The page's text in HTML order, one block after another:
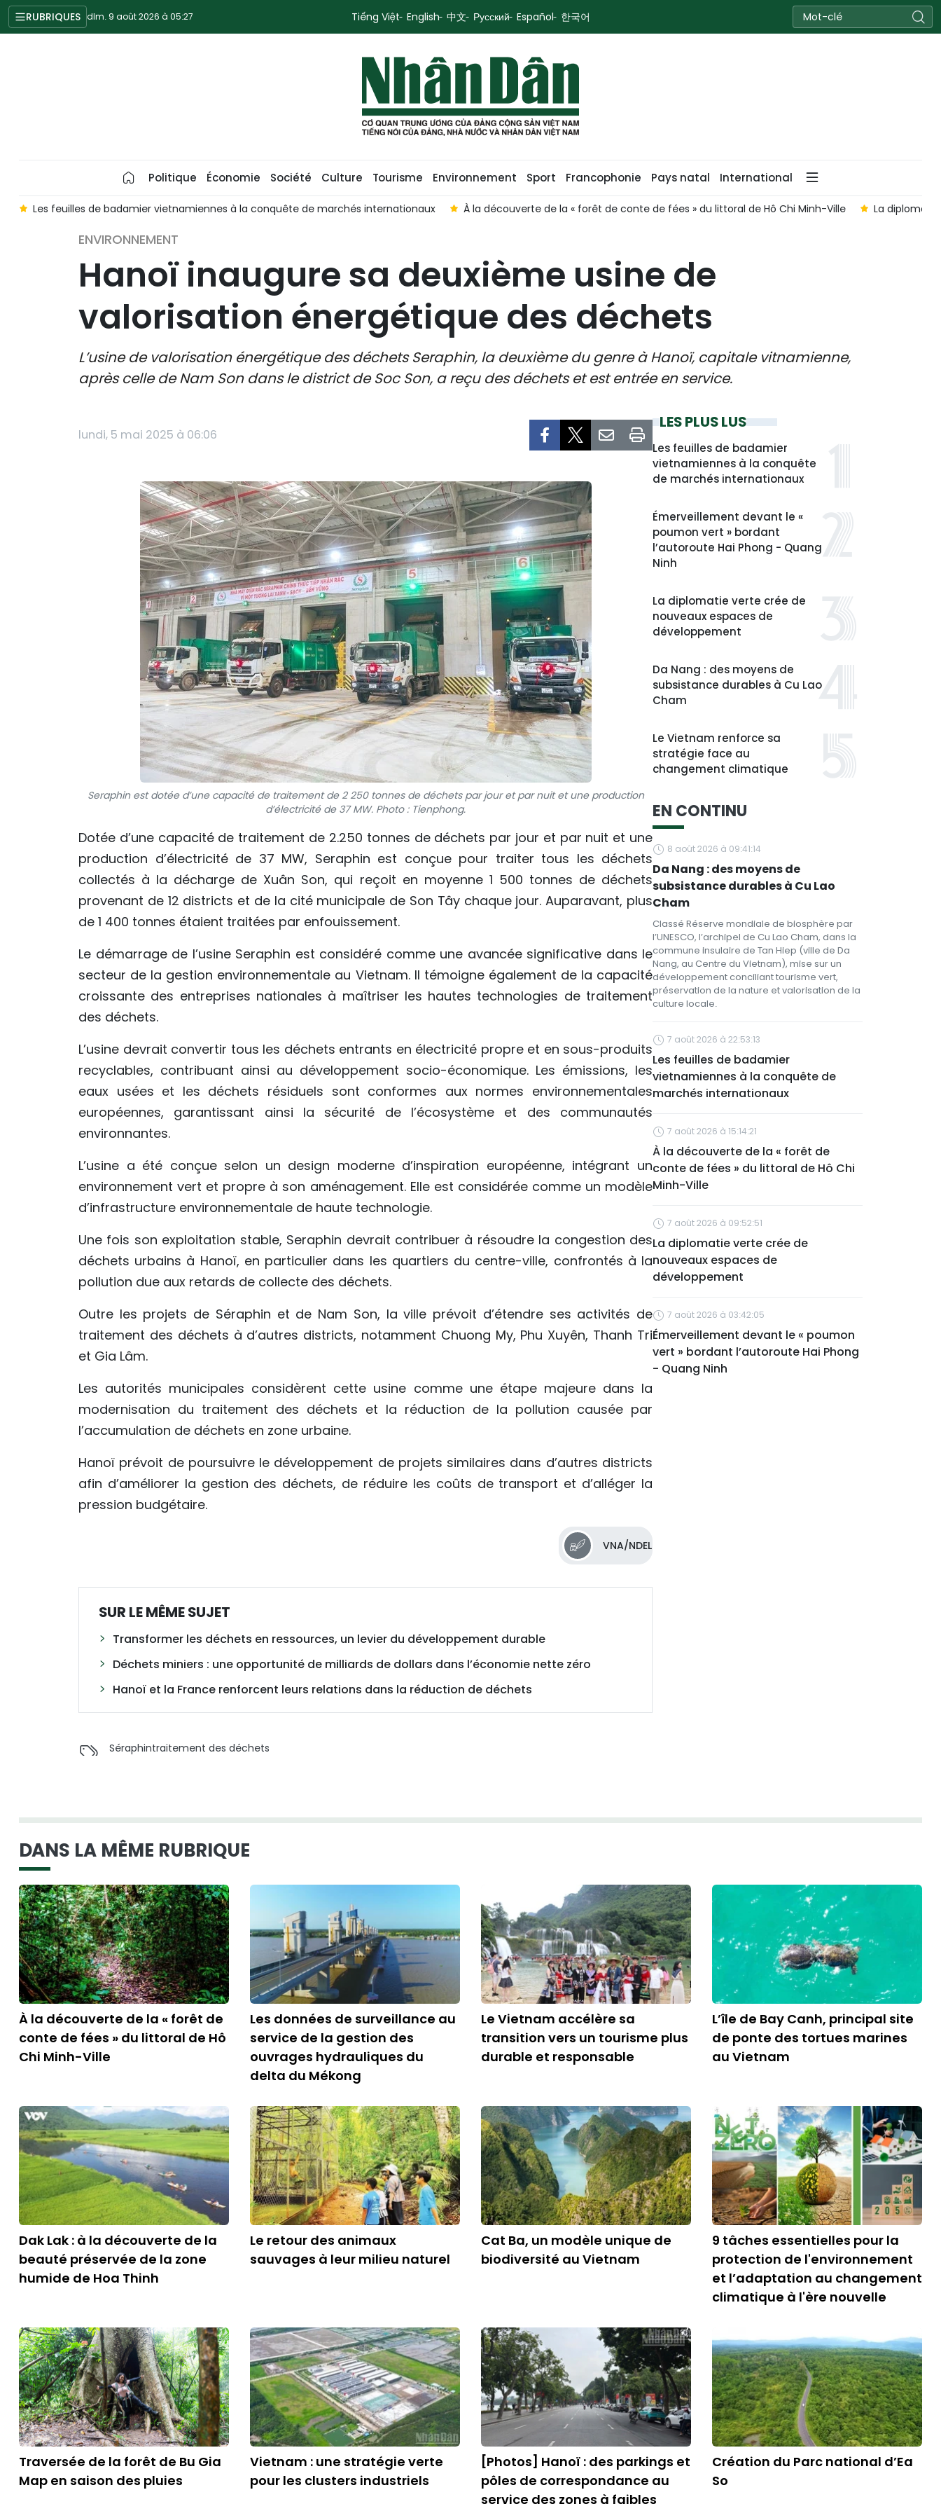
RUBRIQUES dim. 9 août 2026 à 05:27 Tiếng Việt English 中文 Русский Español 한국어
Politique Économie Société Culture Tourisme Environnement Sport Francophonie Pays natal International
de marchés internationaux À la découverte de la « forêt de conte de fées » du littoral de Hô Chi Minh-Ville La diplomatie verte crée de nouveaux espaces de développement
ENVIRONNEMENT
Hanoï inaugure sa deuxième usine de
valorisation énergétique des déchets
L’usine de valorisation énergétique des déchets Seraphin, la deuxième du genre à Hanoï, capitale vitnamienne,
après celle de Nam Son dans le district de Soc Son, a reçu des déchets et est entrée en service.
lundi, 5 mai 2025 à 06:06
Seraphin est dotée d’une capacité de traitement de 2 250 tonnes de déchets par jour et par nuit et une production
d’électricité de 37 MW. Photo : Tienphong.
Dotée d’une capacité de traitement de 2.250 tonnes de déchets par jour et par nuit et une
production d’électricité de 37 MW, Seraphin est conçue pour traiter tous les déchets
collectés à la décharge de Xuân Son, qui reçoit en moyenne 1 500 tonnes de déchets
provenant de 12 districts et de la cité municipale de Son Tây chaque jour. Auparavant, plus
de 1 400 tonnes étaient traitées par enfouissement.
Le démarrage de l’usine Seraphin est considéré comme une avancée significative dans le
secteur de la gestion environnementale au Vietnam. Il témoigne également de la capacité
croissante des entreprises nationales à maîtriser les hautes technologies de traitement
des déchets.
L’usine devrait convertir tous les déchets entrants en électricité propre et en sous-produits
recyclables, contribuant ainsi au développement socio-économique. Les émissions, les
eaux usées et les déchets résiduels sont conformes aux normes environnementales
européennes, garantissant ainsi la sécurité de l’écosystème et des communautés
environnantes.
L’usine a été conçue selon un design moderne d’inspiration européenne, intégrant un
environnement vert et propre à son aménagement. Elle est considérée comme un modèle
d’infrastructure environnementale de haute technologie.
Une fois son exploitation stable, Seraphin devrait contribuer à résoudre la congestion des
déchets urbains à Hanoï, en particulier dans les quartiers du centre-ville, confrontés à la
pollution due aux retards de collecte des déchets.
Outre les projets de Séraphin et de Nam Son, la ville prévoit d’étendre ses activités de
traitement des déchets à d’autres districts, notamment Chuong My, Phu Xuyên, Thanh Tri
et Gia Lâm.
Les autorités municipales considèrent cette usine comme une étape majeure dans la
modernisation du traitement des déchets et la réduction de la pollution causée par
l’accumulation de déchets en zone urbaine.
Hanoï prévoit de poursuivre le développement de projets similaires dans d’autres districts
afin d’améliorer la gestion des déchets, de réduire les coûts de transport et d’alléger la
pression budgétaire.
VNA/NDEL
SUR LE MÊME SUJET
Transformer les déchets en ressources, un levier du développement durable
Déchets miniers : une opportunité de milliards de dollars dans l’économie nette zéro
Hanoï et la France renforcent leurs relations dans la réduction de déchets
Séraphintraitement des déchets
LES PLUS LUS
Les feuilles de badamier
vietnamiennes à la conquête
de marchés internationaux
Émerveillement devant le «
poumon vert » bordant
l’autoroute Hai Phong - Quang
Ninh
La diplomatie verte crée de
nouveaux espaces de
développement
Da Nang : des moyens de
subsistance durables à Cu Lao
Cham
Le Vietnam renforce sa
stratégie face au
changement climatique
EN CONTINU
8 août 2026 à 09:41:14
Da Nang : des moyens de
subsistance durables à Cu Lao
Cham
Classé Réserve mondiale de biosphère par
l’UNESCO, l’archipel de Cu Lao Cham, dans la
commune insulaire de Tan Hiep (ville de Da
Nang, au Centre du Vietnam), mise sur un
développement conciliant tourisme vert,
préservation de la nature et valorisation de la
culture locale.
7 août 2026 à 22:53:13
Les feuilles de badamier
vietnamiennes à la conquête de
marchés internationaux
7 août 2026 à 15:14:21
À la découverte de la « forêt de
conte de fées » du littoral de Hô Chi
Minh-Ville
7 août 2026 à 09:52:51
La diplomatie verte crée de
nouveaux espaces de
développement
7 août 2026 à 03:42:05
Émerveillement devant le « poumon
vert » bordant l’autoroute Hai Phong
- Quang Ninh
DANS LA MÊME RUBRIQUE
À la découverte de la « forêt de
conte de fées » du littoral de Hô
Chi Minh-Ville
Les données de surveillance au
service de la gestion des
ouvrages hydrauliques du
delta du Mékong
Le Vietnam accélère sa
transition vers un tourisme plus
durable et responsable
L’île de Bay Canh, principal site
de ponte des tortues marines
au Vietnam
Dak Lak : à la découverte de la
beauté préservée de la zone
humide de Hoa Thinh
Le retour des animaux
sauvages à leur milieu naturel
Cat Ba, un modèle unique de
biodiversité au Vietnam
9 tâches essentielles pour la
protection de l'environnement
et l’adaptation au changement
climatique à l'ère nouvelle
Traversée de la forêt de Bu Gia
Map en saison des pluies
Vietnam : une stratégie verte
pour les clusters industriels
[Photos] Hanoï : des parkings et
pôles de correspondance au
service des zones à faibles
Création du Parc national d’Ea
So